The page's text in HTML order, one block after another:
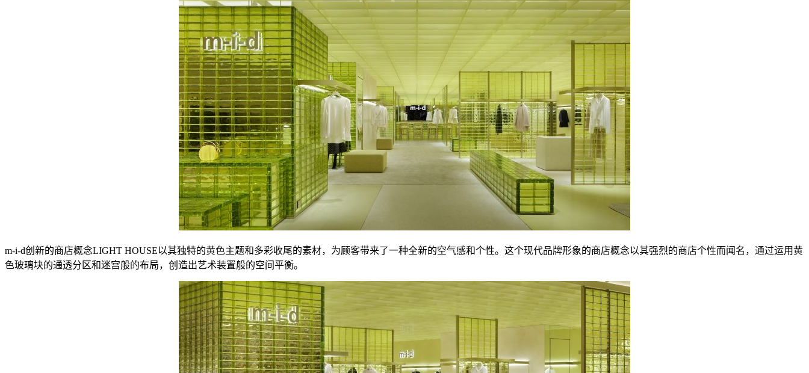
m-i-d创新的商店概念LIGHT HOUSE以其独特的黄色主题和多彩收尾的素材，为顾客带来了一种全新的空气感和个性。这个现代品牌形象的商店概念以其强烈的商店个性而闻名，通过运用黄
色玻璃块的通透分区和迷宫般的布局，创造出艺术装置般的空间平衡。